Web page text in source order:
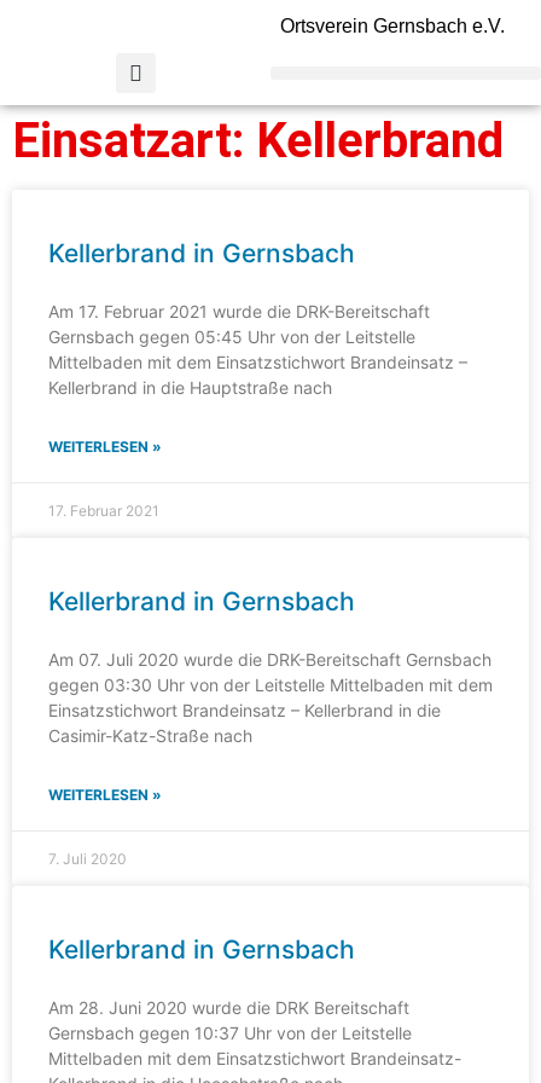
Ortsverein Gernsbach e.V.
Einsatzart: Kellerbrand
Kellerbrand in Gernsbach
Am 17. Februar 2021 wurde die DRK-Bereitschaft
Gernsbach gegen 05:45 Uhr von der Leitstelle
Mittelbaden mit dem Einsatzstichwort Brandeinsatz –
Kellerbrand in die Hauptstraße nach
WEITERLESEN »
17. Februar 2021
Kellerbrand in Gernsbach
Am 07. Juli 2020 wurde die DRK-Bereitschaft Gernsbach
gegen 03:30 Uhr von der Leitstelle Mittelbaden mit dem
Einsatzstichwort Brandeinsatz – Kellerbrand in die
Casimir-Katz-Straße nach
WEITERLESEN »
7. Juli 2020
Kellerbrand in Gernsbach
Am 28. Juni 2020 wurde die DRK Bereitschaft
Gernsbach gegen 10:37 Uhr von der Leitstelle
Mittelbaden mit dem Einsatzstichwort Brandeinsatz-